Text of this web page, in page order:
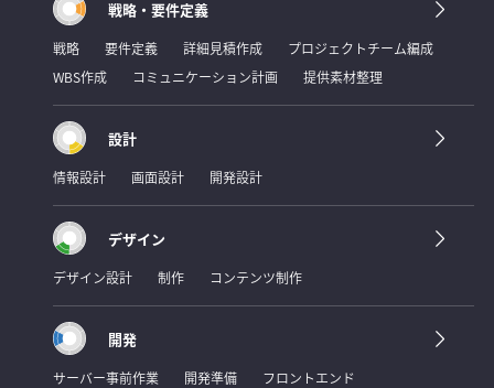
戦略・要件定義
戦略 要件定義 詳細見積作成
プロジェクトチーム編成
WBS作成
コミュニケーション計画 提供素材整理
設計
情報設計 画面設計 開発設計
デザイン
デザイン設計 制作 コンテンツ制作
開発
サーバー事前作業 開発準備
フロントエンド